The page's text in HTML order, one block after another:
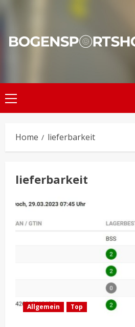
Primary
Menu
Home lieferbarkeit
lieferbarkeit
Allgemein Top